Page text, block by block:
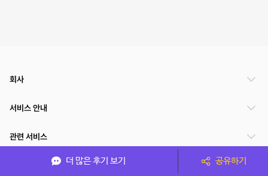
더 많은 후기 보기 공유하기
회사
서비스 안내
관련 서비스